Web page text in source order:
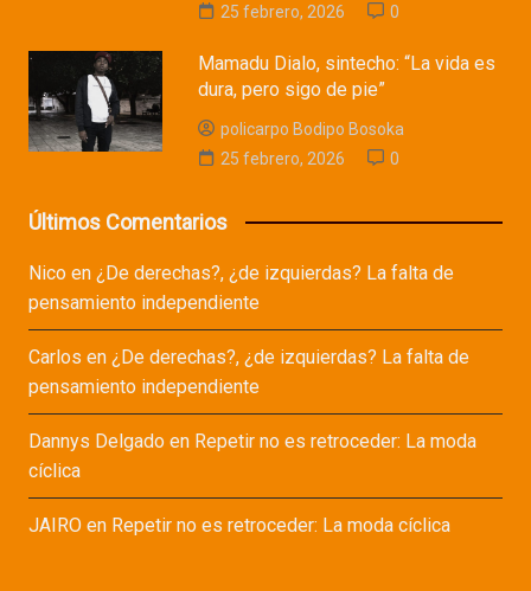
25 febrero, 2026
0
Mamadu Dialo, sintecho: “La vida es
dura, pero sigo de pie”
policarpo Bodipo Bosoka
25 febrero, 2026
0
Últimos Comentarios
Nicoen ¿De derechas?, ¿de izquierdas? La falta de
pensamiento independiente
Carlos en ¿De derechas?, ¿de izquierdas? La falta de
pensamiento independiente
Dannys Delgadoen Repetir no es retroceder: La moda
cíclica
JAIROen Repetir no es retroceder: La moda cíclica